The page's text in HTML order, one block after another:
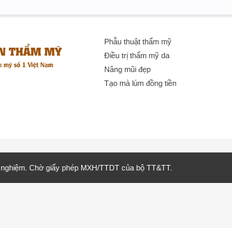
Phẫu thuật thẩm mỹ
Điều trị thẩm mỹ da
Nâng mũi đẹp
Tạo mà lúm đồng tiền
Chờ giấy phép MXH/TTDT của bộ TT&TT.